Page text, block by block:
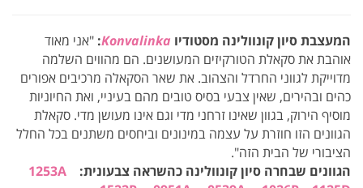
המעצבת סיון קונוולינה מסטודיו Konvalinka
: "אני מאוד
אוהבת את סקאלת הטורקיזים המעושנים. הם מהווים השלמה
מדוייקת לגווני החרדל והצהוב. את שאר הסקאלה מרכיבים אפורים
כהים ובהירים, שאין צבעי בסיס טובים מהם בעיניי, ואת החיוניות
מוסיף הירוק, בגוון שאינו זרחני מדי וגם אינו מעושן מדי. סקאלת
הגוונים הזו חוזרת על עצמה במינונים וביחסים משתנים בכל החלל
הציבורי של הבית הזה".
הגוונים שבחרה סיון קונוולינה כהשראה צבעונית:
1253A